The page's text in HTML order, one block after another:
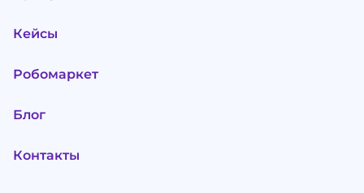
Кейсы
Робомаркет
Блог
Контакты